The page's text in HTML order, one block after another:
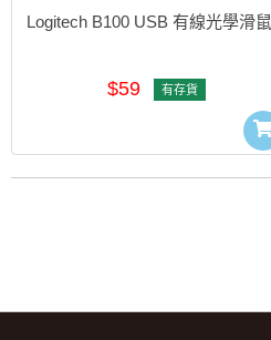
Logitech B100 USB 有線光學滑鼠
$59 有存貨